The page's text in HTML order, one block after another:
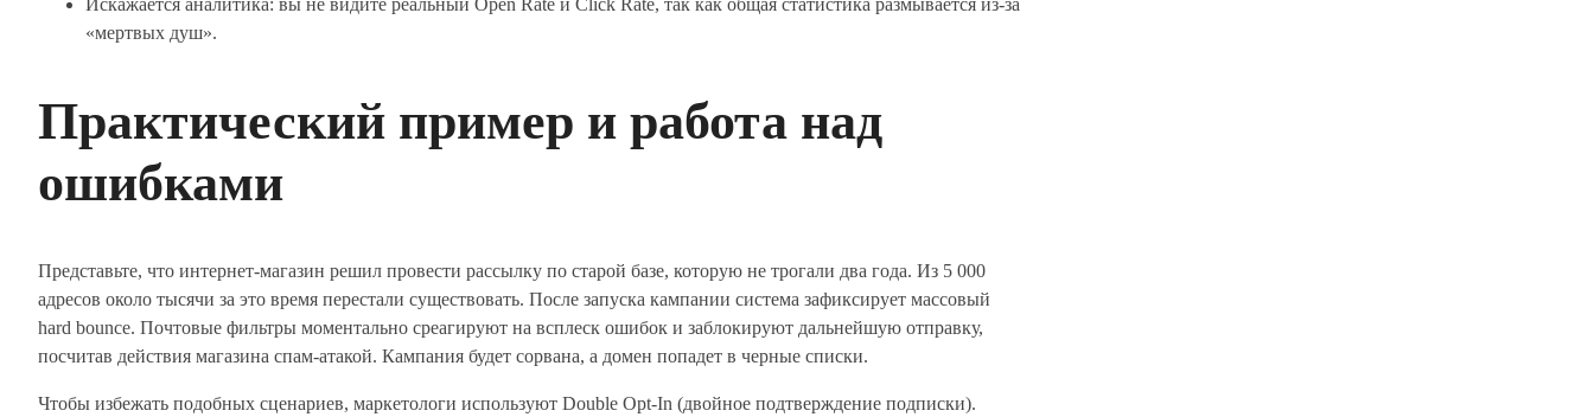
Искажается аналитика: вы не видите реальный Open Rate и Click Rate, так как общая статистика размывается из-за
«мертвых душ».
Практический пример и работа над
ошибками
Представьте, что интернет-магазин решил провести рассылку по старой базе, которую не трогали два года. Из 5 000
адресов около тысячи за это время перестали существовать. После запуска кампании система зафиксирует массовый
hard bounce. Почтовые фильтры моментально среагируют на всплеск ошибок и заблокируют дальнейшую отправку,
посчитав действия магазина спам-атакой. Кампания будет сорвана, а домен попадет в черные списки.
Чтобы избежать подобных сценариев, маркетологи используют Double Opt-In (двойное подтверждение подписки).